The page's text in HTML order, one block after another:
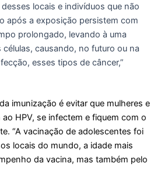
locais e indivíduos que não
após a exposição persistem com
prolongado, levando à uma
causando, no futuro ou na
esses tipos de câncer,”
imunização é evitar que mulheres e
HPV, se infectem e fiquem com o
“A vacinação de adolescentes foi
locais do mundo, a idade mais
da vacina, mas também pelo